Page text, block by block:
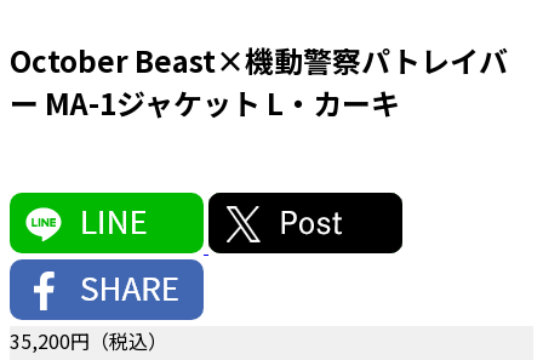
October Beast×機動警察パトレイバ
ー MA-1ジャケット L・カーキ
35,200円（税込）